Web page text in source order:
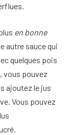
en bonne
autre sauce qui
quelques pois
vous pouvez
ajoutez le jus
Vous pouvez